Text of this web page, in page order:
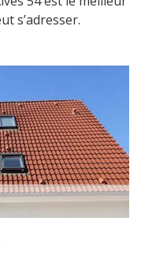
s’adresser.